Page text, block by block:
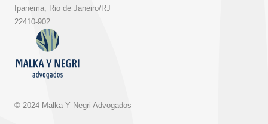
Ipanema, Rio de Janeiro/RJ
22410-902
© 2024 Malka Y Negri Advogados